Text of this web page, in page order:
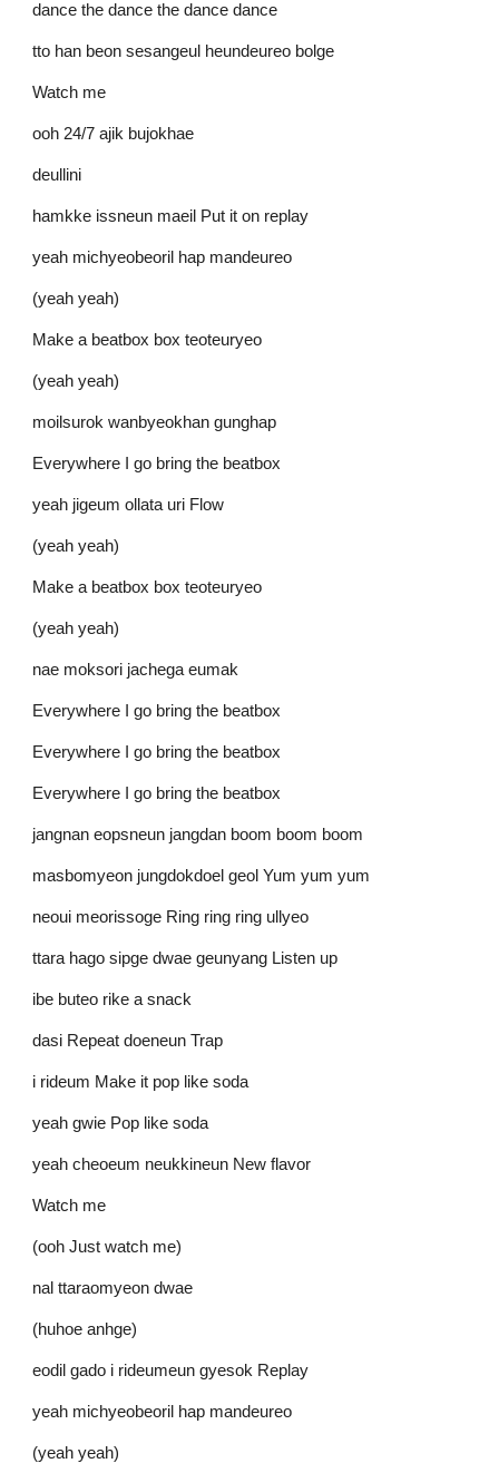
dance the dance the dance dance
tto han beon sesangeul heundeureo bolge
Watch me
ooh 24/7 ajik bujokhae
deullini
hamkke issneun maeil Put it on replay
yeah michyeobeoril hap mandeureo
(yeah yeah)
Make a beatbox box teoteuryeo
(yeah yeah)
moilsurok wanbyeokhan gunghap
Everywhere I go bring the beatbox
yeah jigeum ollata uri Flow
(yeah yeah)
Make a beatbox box teoteuryeo
(yeah yeah)
nae moksori jachega eumak
Everywhere I go bring the beatbox
Everywhere I go bring the beatbox
Everywhere I go bring the beatbox
jangnan eopsneun jangdan boom boom boom
masbomyeon jungdokdoel geol Yum yum yum
neoui meorissoge Ring ring ring ullyeo
ttara hago sipge dwae geunyang Listen up
ibe buteo rike a snack
dasi Repeat doeneun Trap
i rideum Make it pop like soda
yeah gwie Pop like soda
yeah cheoeum neukkineun New flavor
Watch me
(ooh Just watch me)
nal ttaraomyeon dwae
(huhoe anhge)
eodil gado i rideumeun gyesok Replay
yeah michyeobeoril hap mandeureo
(yeah yeah)